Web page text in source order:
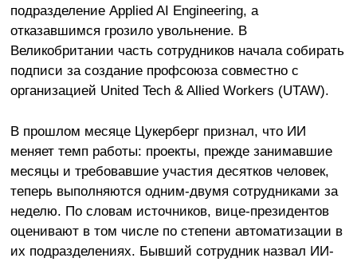
подразделение Applied AI Engineering, а
отказавшимся грозило увольнение. В
Великобритании часть сотрудников начала собирать
подписи за создание профсоюза совместно с
организацией United Tech & Allied Workers (UTAW).
В прошлом месяце Цукерберг признал, что ИИ
меняет темп работы: проекты, прежде занимавшие
месяцы и требовавшие участия десятков человек,
теперь выполняются одним-двумя сотрудниками за
неделю. По словам источников, вице-президентов
оценивают в том числе по степени автоматизации в
их подразделениях. Бывший сотрудник назвал ИИ-